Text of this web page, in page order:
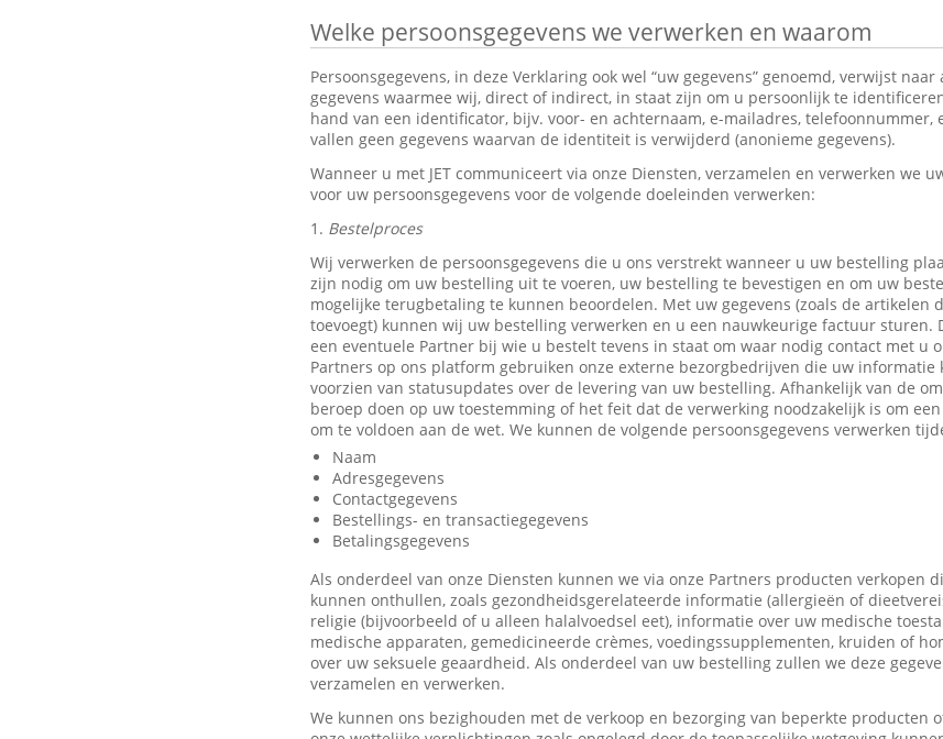
Welke persoonsgegevens we verwerken en waarom
Persoonsgegevens, in deze Verklaring ook wel “uw gegevens” genoemd, verwijst
gegevens waarmee wij, direct of indirect, in staat zijn om u persoonlijk te
hand van een identificator, bijv. voor- en achternaam, e-mailadres, telefoonnummer,
vallen geen gegevens waarvan de identiteit is verwijderd (anonieme gegevens).
Wanneer u met JET communiceert via onze Diensten, verzamelen en verwerken we
voor uw persoonsgegevens voor de volgende doeleinden verwerken:
1. Bestelproces
Wij verwerken de persoonsgegevens die u ons verstrekt wanneer u uw bestelling
zijn nodig om uw bestelling uit te voeren, uw bestelling te bevestigen en om uw
mogelijke terugbetaling te kunnen beoordelen. Met uw gegevens (zoals de artikelen
toevoegt) kunnen wij uw bestelling verwerken en u een nauwkeurige factuur sturen.
een eventuele Partner bij wie u bestelt tevens in staat om waar nodig contact met u
Partners op ons platform gebruiken onze externe bezorgbedrijven die uw informatie
voorzien van statusupdates over de levering van uw bestelling. Afhankelijk van de
beroep doen op uw toestemming of het feit dat de verwerking noodzakelijk is om
om te voldoen aan de wet. We kunnen de volgende persoonsgegevens verwerken
Naam
Adresgegevens
Contactgegevens
Bestellings- en transactiegegevens
Betalingsgegevens
Als onderdeel van onze Diensten kunnen we via onze Partners producten verkopen
kunnen onthullen, zoals gezondheidsgerelateerde informatie (allergieën of
religie (bijvoorbeeld of u alleen halalvoedsel eet), informatie over uw medische
medische apparaten, gemedicineerde crèmes, voedingssupplementen, kruiden of
over uw seksuele geaardheid. Als onderdeel van uw bestelling zullen we deze
verzamelen en verwerken.
We kunnen ons bezighouden met de verkoop en bezorging van beperkte producten